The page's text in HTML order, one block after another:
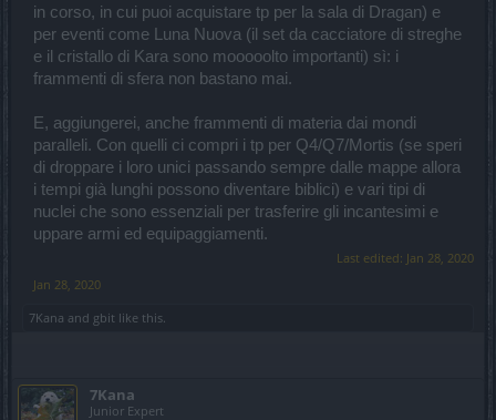
in corso, in cui puoi acquistare tp per la sala di Dragan) e
per eventi come Luna Nuova (il set da cacciatore di streghe
e il cristallo di Kara sono mooooolto importanti) sì: i
frammenti di sfera non bastano mai.
E, aggiungerei, anche frammenti di materia dai mondi
paralleli. Con quelli ci compri i tp per Q4/Q7/Mortis (se speri
di droppare i loro unici passando sempre dalle mappe allora
i tempi già lunghi possono diventare biblici) e vari tipi di
nuclei che sono essenziali per trasferire gli incantesimi e
uppare armi ed equipaggiamenti.
Last edited: Jan 28, 2020
Jan 28, 2020
7Kana and gbit like this.
7Kana
Junior Expert